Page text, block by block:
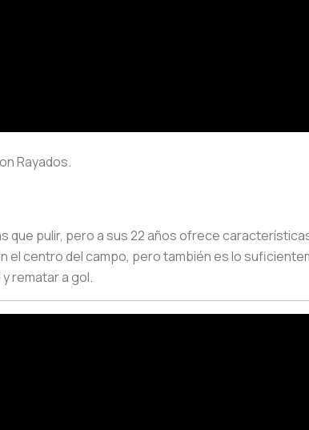
Rayados.
que pulir, pero a sus 22 años ofrece
el centro del campo, pero también es lo
rematar a gol.